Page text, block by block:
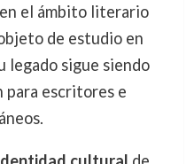
el ámbito literario
de estudio en
legado sigue siendo
para escritores e